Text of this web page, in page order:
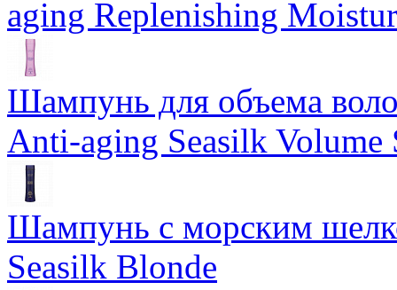
aging Replenishing
Шампунь для объема
Anti-aging Seasilk Volume
Шампунь с морским
Seasilk Blonde